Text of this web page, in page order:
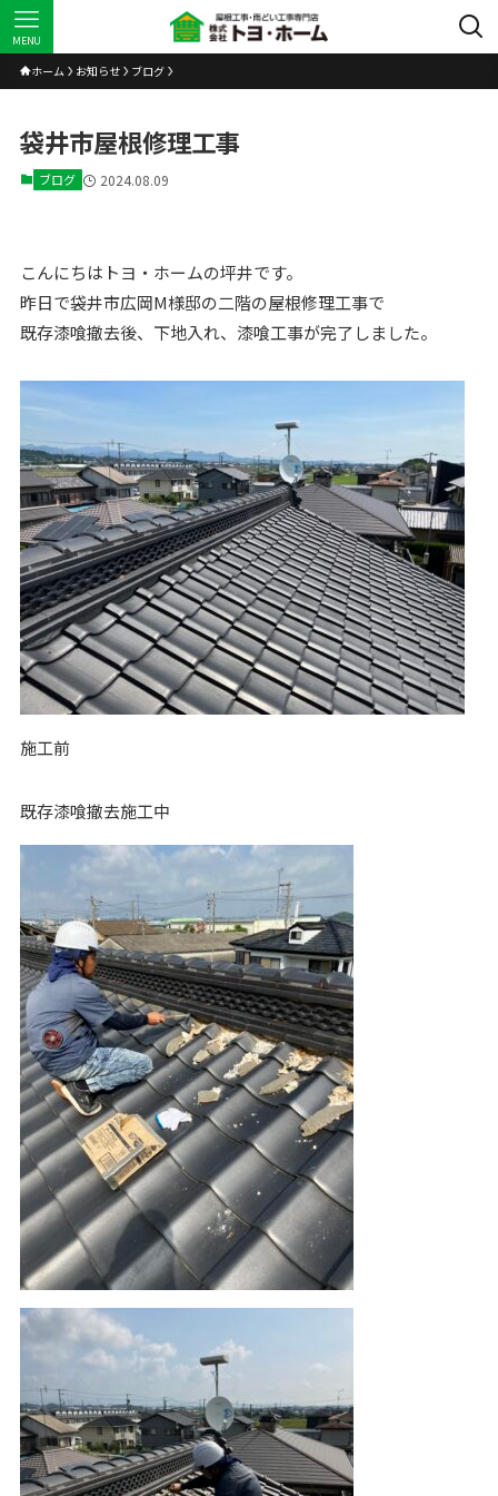
MENU
ホーム お知らせ ブログ
袋井市屋根修理工事
ブログ 2024.08.09
こんにちはトヨ・ホームの坪井です。
昨日で袋井市広岡M様邸の二階の屋根修理工事で
既存漆喰撤去後、下地入れ、漆喰工事が完了しました。
施工前
既存漆喰撤去施工中